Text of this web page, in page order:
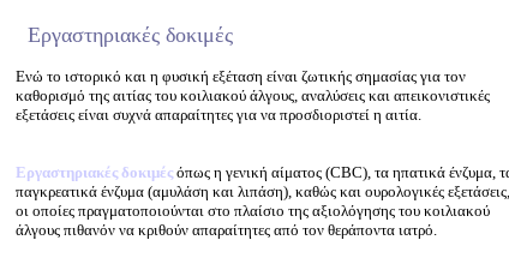
Εργαστηριακές δοκιμές
Ενώ το ιστορικό και η φυσική εξέταση είναι ζωτικής σημασίας για τον
καθορισμό της αιτίας του κοιλιακού άλγους, αναλύσεις και απεικονιστικές
εξετάσεις είναι συχνά απαραίτητες για να προσδιοριστεί η αιτία.
Εργαστηριακές δοκιμές όπως η γενική αίματος (CBC), τα ηπατικά ένζυμα,
παγκρεατικά ένζυμα (αμυλάση και λιπάση), καθώς και ουρολογικές εξετάσεις,
οι οποίες πραγματοποιούνται στο πλαίσιο της αξιολόγησης του κοιλιακού
άλγους πιθανόν να κριθούν απαραίτητες από τον θεράποντα ιατρό.